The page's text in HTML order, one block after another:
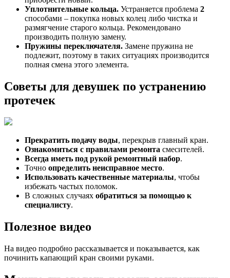
Уплотнительные кольца. Устраняется проблема 2
способами – покупка новых колец либо чистка и
размягчение старого кольца. Рекомендовано
производить полную замену.
Пружины переключателя. Замене пружина не
подлежит, поэтому в таких ситуациях производится
полная смена этого элемента.
Советы для девушек по устранению
протечек
Прекратить подачу воды, перекрыв главный кран.
Ознакомиться с правилами ремонта смесителей.
Всегда иметь под рукой ремонтный набор.
Точно определить неисправное место.
Использовать качественные материалы, чтобы
избежать частых поломок.
В сложных случаях обратиться за помощью к
специалисту.
Полезное видео
На видео подробно рассказывается и показывается, как
починить капающий кран своими руками.